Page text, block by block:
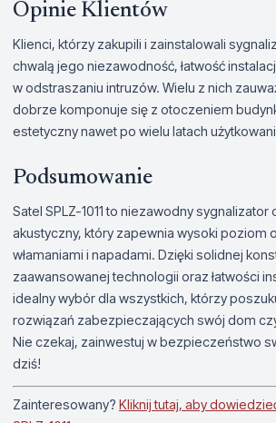
Opinie Klientów
Klienci, którzy zakupili i zainstalowali
chwalą jego niezawodność, łatwość
w odstraszaniu intruzów. Wielu z nich
dobrze komponuje się z otoczeniem
estetyczny nawet po wielu latach
Podsumowanie
Satel SPLZ-1011 to niezawodny
akustyczny, który zapewnia wysoki poziom
włamaniami i napadami. Dzięki solidnej
zaawansowanej technologii oraz łatwości
idealny wybór dla wszystkich, którzy
rozwiązań zabezpieczających swój dom
Nie czekaj, zainwestuj w bezpieczeństwo
dziś!
Zainteresowany? Kliknij tutaj, aby